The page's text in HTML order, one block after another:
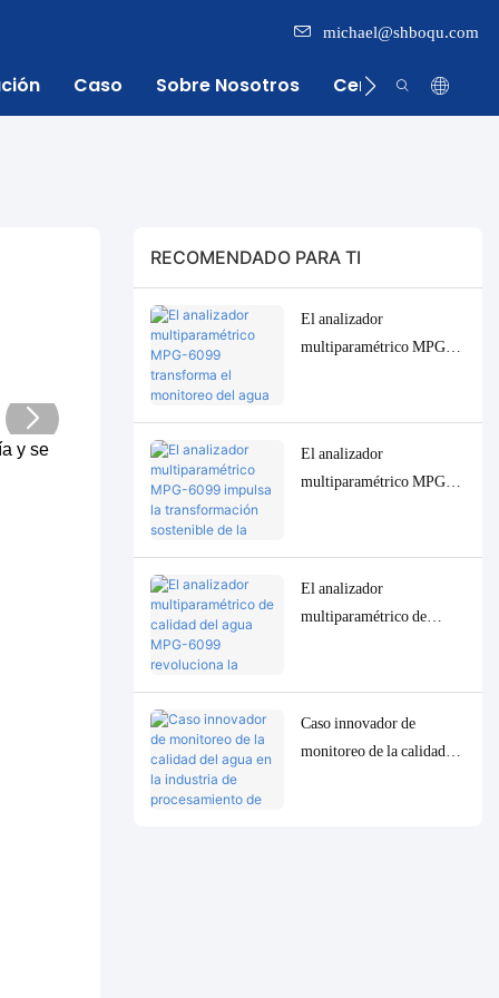
michael@shboqu.com
Caso Sobre Nosotros Centro De
y se
RECOMENDADO PARA TI
El analizador
multiparamétrico MPG-
industria del aceite de
palma de Indonesia.
El analizador
multiparamétrico MPG-
de la industria de la pulpa
de celulosa en Indonesia.
El analizador
multiparamétrico de
industria del petróleo y el
gas en Indonesia.
Caso innovador de
monitoreo de la calidad